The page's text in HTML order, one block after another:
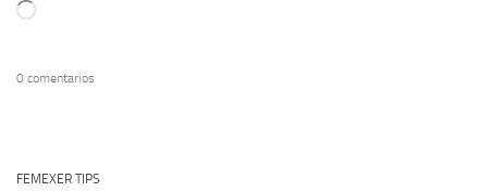
Cargando...
0 comentarios
FEMEXER TIPS